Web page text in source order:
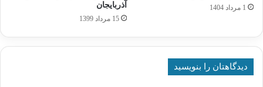
1 مرداد 1404
آذربایجان
15 مرداد 1399
دیدگاهتان را بنویسید